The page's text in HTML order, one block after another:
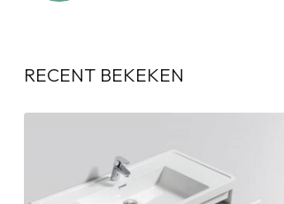
RECENT BEKEKEN